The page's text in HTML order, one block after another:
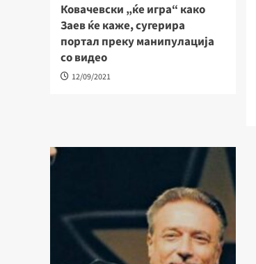
Ковачевски „ќе игра“ како
Заев ќе каже, сугерира
портал преку манипулација
со видео
12/09/2021